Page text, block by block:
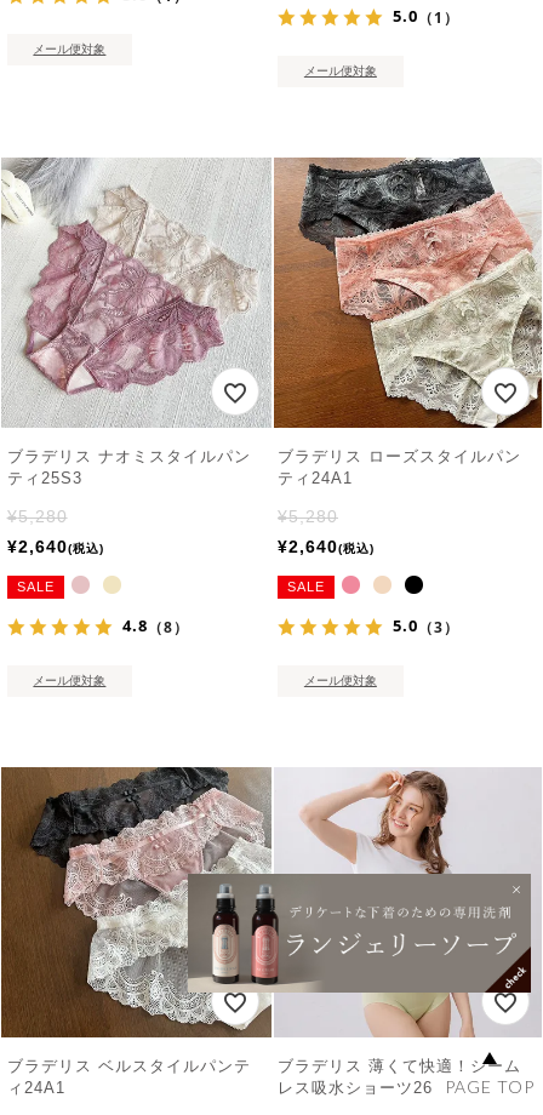
メール便対象
5.0 （1）
メール便対象
ブラデリス ナオミスタイルパン
ティ25S3
¥5,280
¥2,640 税込
SALE
4.8 （8）
メール便対象
ブラデリス ローズスタイルパン
ティ24A1
¥5,280
¥2,640 税込
SALE
5.0 （3）
メール便対象
ブラデリス ベルスタイルパンテ
ィ24A1
ブラデリス 薄くて快適！シーム
レス吸水ショーツ26
PAGE TOP